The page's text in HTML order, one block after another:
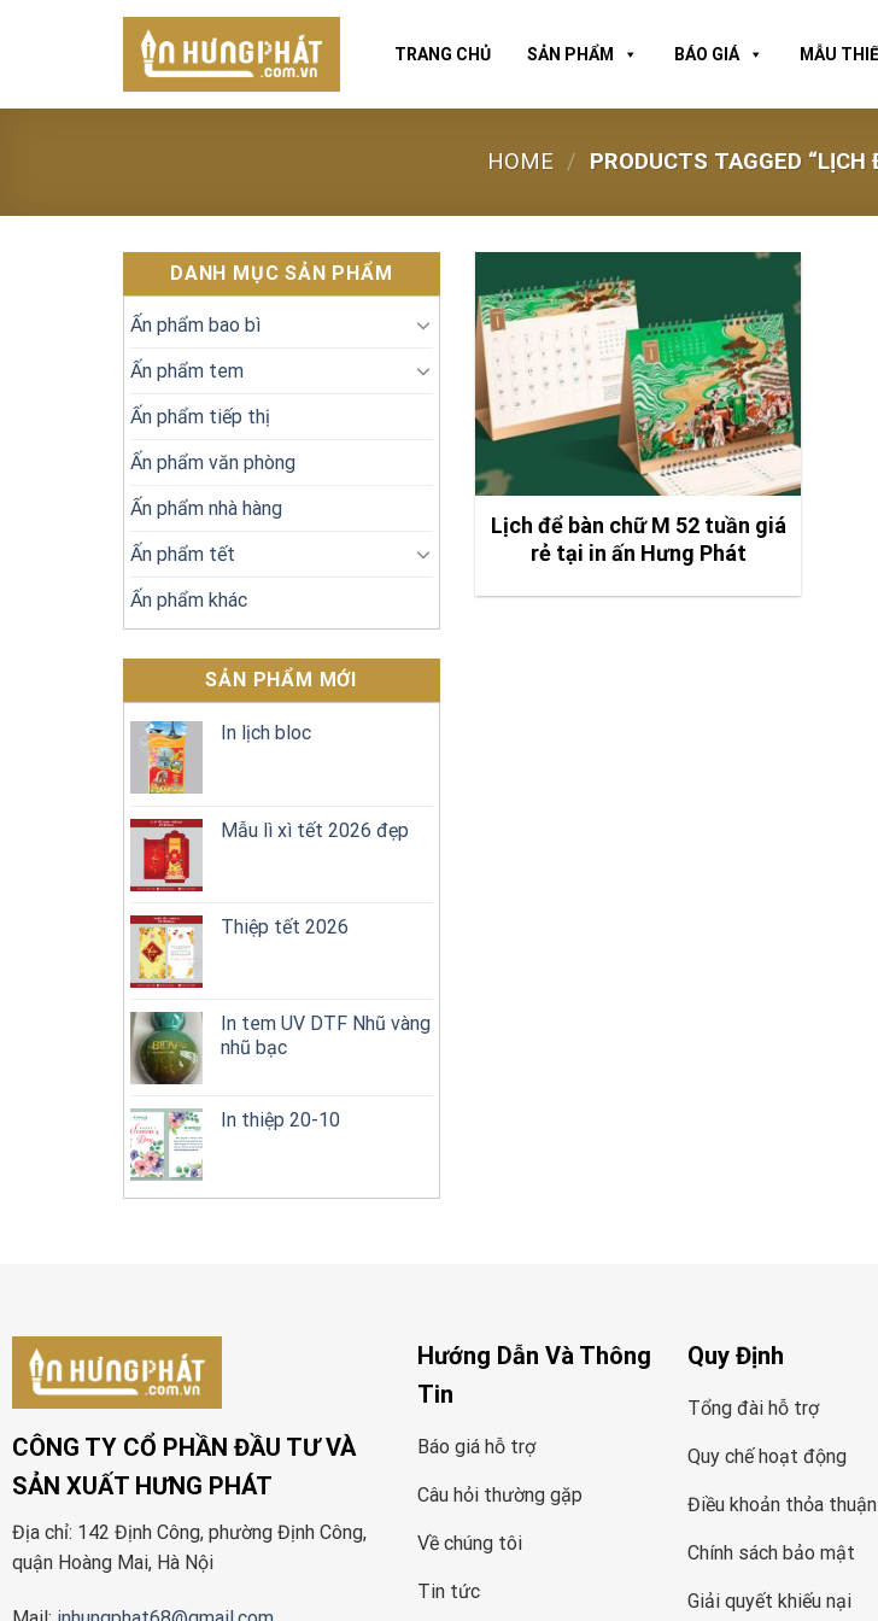
TRANG CHỦ SẢN PHẨM BÁO GIÁ MẪU
HOME / PRODUCTS TAGGED
DANH MỤC SẢN PHẨM
Ấn phẩm bao bì
Ấn phẩm tem
Ấn phẩm tiếp thị
Ấn phẩm văn phòng
Ấn phẩm nhà hàng
Ấn phẩm tết
Ấn phẩm khác
SẢN PHẨM MỚI
In lịch bloc
Mẫu lì xì tết 2026 đẹp
Thiệp tết 2026
In tem UV DTF Nhũ vàng
nhũ bạc
In thiệp 20-10
Lịch để bàn chữ M 52 tuần giá
rẻ tại in ấn Hưng Phát
CÔNG TY CỔ PHẦN ĐẦU TƯ VÀ
SẢN XUẤT HƯNG PHÁT
Địa chỉ: 142 Định Công, phường Định Công,
quận Hoàng Mai, Hà Nội
Hướng Dẫn Và Thông
Tin
Báo giá hỗ trợ
Câu hỏi thường gặp
Về chúng tôi
Tin tức
Quy Định
Tổng đài hỗ trợ
Quy chế hoạt động
Điều khoản thỏa thuận
Chính sách bảo mật
Giải quyết khiếu nại